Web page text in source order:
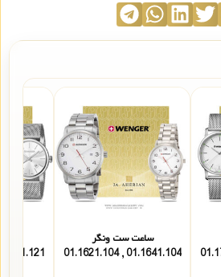
ساعت ست ونگر
01.1641.104 , 01.1621.104
, 01.1041.126